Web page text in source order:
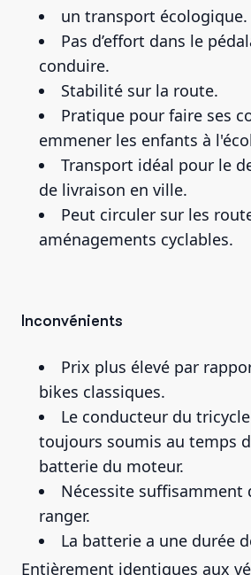
un transport écologique.
Pas d’effort dans le
conduire.
Stabilité sur la route.
Pratique pour faire ses
emmener les enfants à
Transport idéal pour le
de livraison en ville.
Peut circuler sur les
aménagements cyclables.
Inconvénients
Prix plus élevé par
bikes classiques.
Le conducteur du
toujours soumis au temps
batterie du moteur.
Nécessite suffisamment
ranger.
La batterie a une durée
Entièrement identiques aux